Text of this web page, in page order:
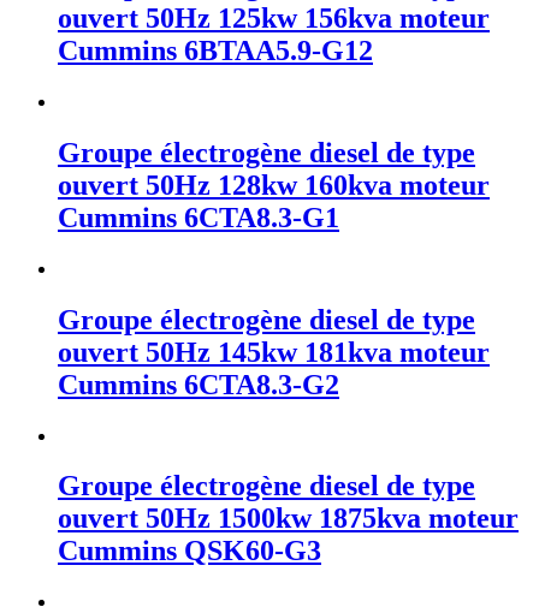
ouvert 50Hz 125kw 156kva moteur
Cummins 6BTAA5.9-G12
Groupe électrogène diesel de type
ouvert 50Hz 128kw 160kva moteur
Cummins 6CTA8.3-G1
Groupe électrogène diesel de type
ouvert 50Hz 145kw 181kva moteur
Cummins 6CTA8.3-G2
Groupe électrogène diesel de type
ouvert 50Hz 1500kw 1875kva moteur
Cummins QSK60-G3